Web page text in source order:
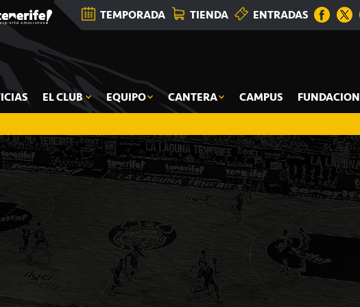
TEMPORADA TIENDA ENTRADAS
EL CLUB EQUIPO CANTERA CAMPUS FUNDACION